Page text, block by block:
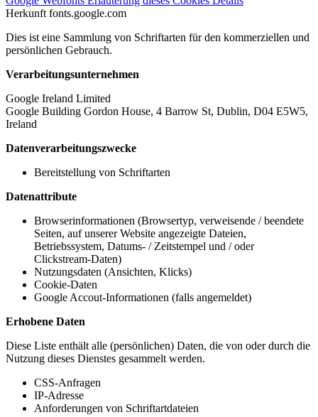
Herkunft fonts.google.com
Dies ist eine Sammlung von Schriftarten für den kommerziellen und
persönlichen Gebrauch.
Verarbeitungsunternehmen
Google Ireland Limited
Google Building Gordon House, 4 Barrow St, Dublin, D04 E5W5,
Ireland
Datenverarbeitungszwecke
Bereitstellung von Schriftarten
Datenattribute
Browserinformationen (Browsertyp, verweisende / beendete
Seiten, auf unserer Website angezeigte Dateien,
Betriebssystem, Datums- / Zeitstempel und / oder
Clickstream-Daten)
Nutzungsdaten (Ansichten, Klicks)
Cookie-Daten
Google Accout-Informationen (falls angemeldet)
Erhobene Daten
Diese Liste enthält alle (persönlichen) Daten, die von oder durch die
Nutzung dieses Dienstes gesammelt werden.
CSS-Anfragen
IP-Adresse
Anforderungen von Schriftartdateien